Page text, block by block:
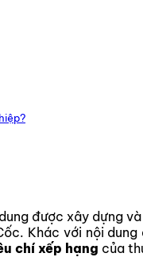
được xây dựng
Khác với nội
chí xếp hạng của